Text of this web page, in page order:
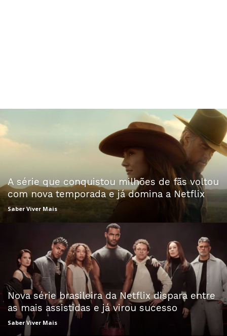
A série que conquistou milhões de fãs voltou
com nova temporada e já domina a Netflix
Saber Viver Mais
Nova série brasileira da Netflix dispara entre
as mais assistidas e já virou sucesso
Saber Viver Mais